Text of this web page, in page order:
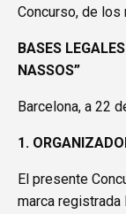
Concurso, de
BASES
NASSOS”
Barcelona, a 22
1.
El presente
marca registrada